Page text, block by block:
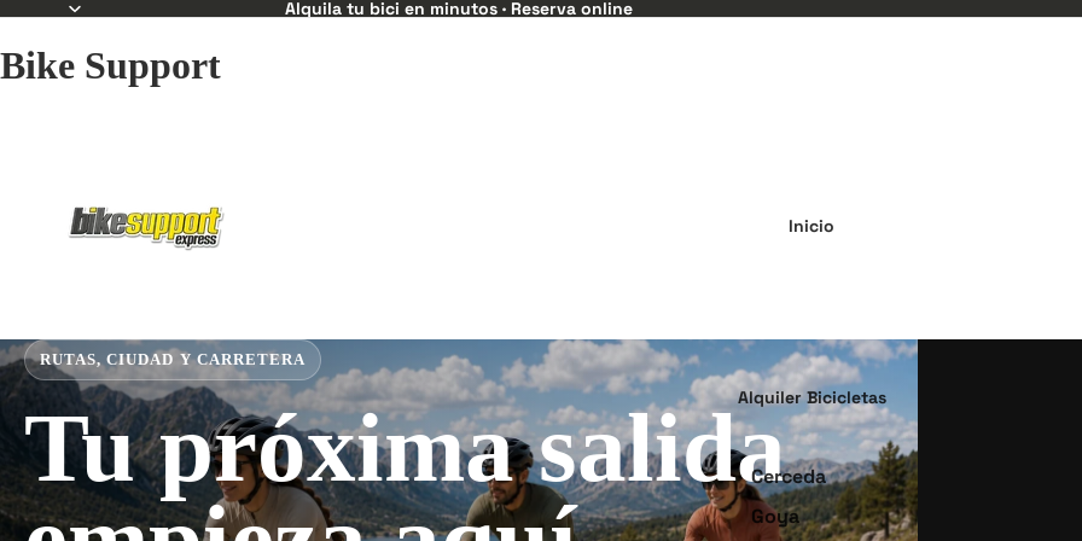
Alquila tu bici en minutos · Reserva online
Bike Support
Inicio
Alquiler Bicicletas
Cerceda
Goya
RUTAS, CIUDAD Y CARRETERA
Tu próxima salida